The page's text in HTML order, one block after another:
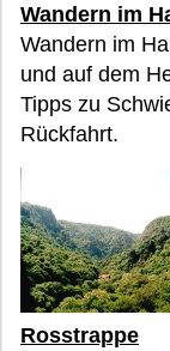
Wandern im
Wandern im
und auf dem
Tipps zu
Rückfahrt.
Rosstrappe